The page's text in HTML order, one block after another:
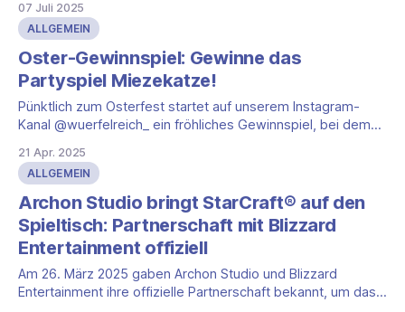
Gesellschaftsspielen, wuchs die Zahl an Veranstaltungen
ebenso wie die Besucherströme kontinuierlich an.
Gleichzeitig entstanden neue Formate, die sich gezielt an
Familien, Vielspieler oder die Fachwelt richteten. Während
Leitmessen wie
07 Juli 2025
ALLGEMEIN
Oster-Gewinnspiel: Gewinne das
Partyspiel Miezekatze!
Pünktlich zum Osterfest startet auf unserem Instagram-
Kanal @wuerfelreich_ ein fröhliches Gewinnspiel, bei dem
Partyspiels Miezekatze zu gewinnen! Was ist Miezekatze?
„Miezekatze … Miezekatze …“ – wer das Spiel kennt, hat
jetzt schon den Beat im Kopf! In diesem rasanten
Gruppenspiel geht es um
21 Apr. 2025
ALLGEMEIN
Archon Studio bringt StarCraft® auf den
Spieltisch: Partnerschaft mit Blizzard
Entertainment offiziell
Am 26. März 2025 gaben Archon Studio und Blizzard
Entertainment ihre offizielle Partnerschaft bekannt, um das